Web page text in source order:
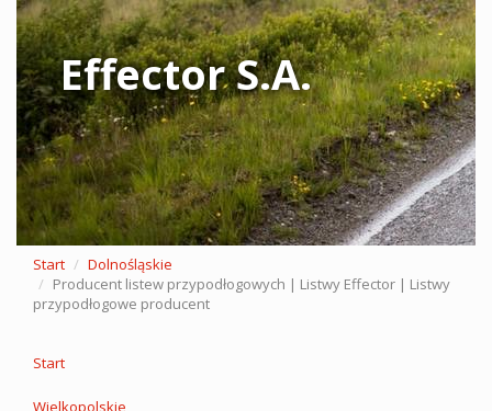
Effector S.A.
Start
Dolnośląskie
Producent listew przypodłogowych | Listwy Effector | Listwy
przypodłogowe producent
Start
Wielkopolskie